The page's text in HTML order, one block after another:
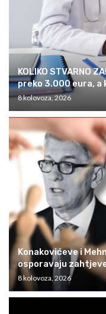
KOLIKO STVARNO
preko 3.000 eura, a
8 kolovoza, 2026
Konakovićeve i
osporavaju
8 kolovoza, 2026